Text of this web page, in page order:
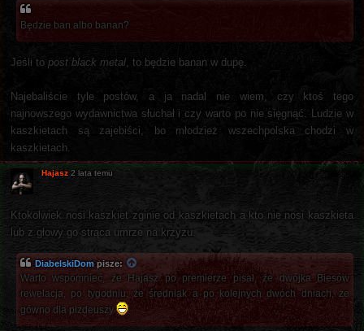
Będzie ban albo banan?
Jeśli to post black metal, to będzie banan w dupę.
Najebaliście tyle postów, a ja nadal nie wiem, czy ktoś tego
najnowszego wydawnictwa słuchał i czy warto po nie sięgnąć. Ludzie w
kaszkietach są zajebiści, bo młodzież wszechpolska chodzi w
kaszkietach.
Hajasz 2 lata temu
Ktokolwiek nosi kaszkiet zginie od kaszkietach a kto nie nosi kaszkieta
lub z głowy go strąca umrze na krzyżu.
DiabelskiDom pisze:
Warto wspomnieć, że Hajasz po premierze pisał, że dwójka Biesów
rewelacja, po tygodniu, że średniak a po kolejnych dwóch dniach, że
gówno dla pizdeuszy